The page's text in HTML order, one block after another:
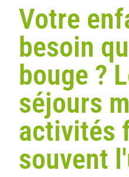
Votre
besoin
bouge ?
séjours
activités
souvent